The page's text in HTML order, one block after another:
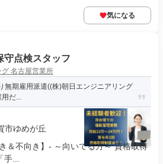
気になる
守点検スタッフ
名古屋営業所
無期雇用派遣((株)朝日エンジニアリング
だ...
市ゆめが丘
＆不向き】- ～向いてる方～ 資格取得
...